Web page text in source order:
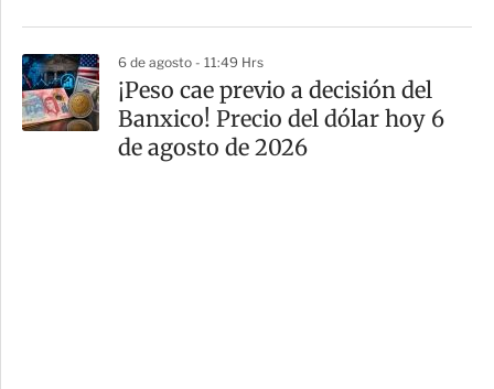
6 de agosto - 11:49 Hrs
¡Peso cae previo a decisión del
Banxico! Precio del dólar hoy 6
de agosto de 2026